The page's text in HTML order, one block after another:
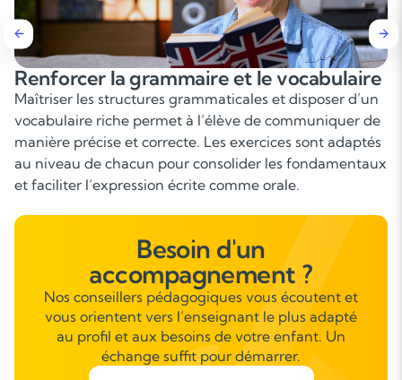
Améliorer la compréhension écrite et
orale
Un travail approfondi sur des supports variés (articles,
extraits littéraires, vidéos, podcasts) permet
la compréhension fine, d’élargir la culture anglo-
saxonne et de progresser rapidement dans l’analyse
Besoin d'un
accompagnement ?
Nos conseillers pédagogiques vous écoutent et
vous orientent vers l’enseignant le plus adapté
au profil et aux besoins de votre enfant. Un
échange suffit pour démarrer.